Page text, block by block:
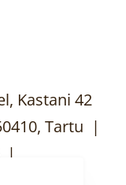
Kastani 42
Tartu |
|